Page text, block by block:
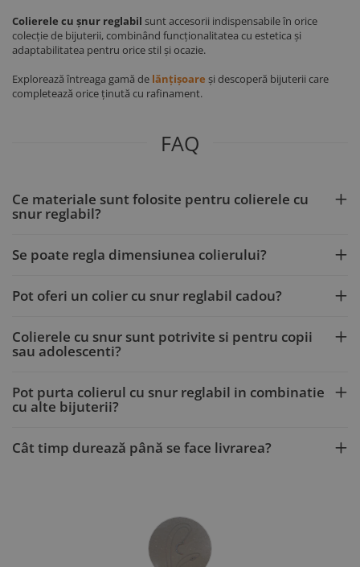
Colierele cu șnur reglabil sunt accesorii indispensabile în orice
colecție de bijuterii, combinând funcționalitatea cu estetica și
adaptabilitatea pentru orice stil și ocazie.
Explorează întreaga gamă de lănțișoare și descoperă bijuterii care
completează orice ținută cu rafinament.
FAQ
Ce materiale sunt folosite pentru colierele cu
snur reglabil?
Se poate regla dimensiunea colierului?
Pot oferi un colier cu snur reglabil cadou?
Colierele cu snur sunt potrivite si pentru copii
sau adolescenti?
Pot purta colierul cu snur reglabil in combinatie
cu alte bijuterii?
Cât timp durează până se face livrarea?